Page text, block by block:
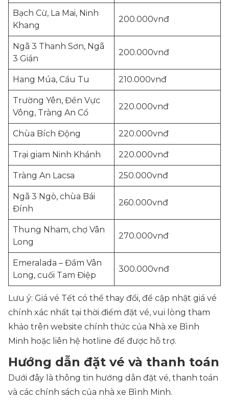
Bạch Cừ, La Mai, Ninh
Khang
200.000vnđ
Ngã 3 Thanh Sơn, Ngã
3 Gián
200.000vnđ
Hang Múa, Cầu Tu 210.000vnđ
Trường Yên, Đền Vực
Vông, Tràng An Cổ
220.000vnđ
Chùa Bích Động 220.000vnđ
Trại giam Ninh Khánh 220.000vnđ
Tràng An Lacsa 250.000vnđ
Ngã 3 Ngò, chùa Bái
Đính
260.000vnđ
Thung Nham, chợ Vân
Long
270.000vnđ
Emeralada – Đầm Vân
Long, cuối Tam Điệp
300.000vnđ
Lưu ý: Giá vé Tết có thể thay đổi, để cập nhật giá vé
chính xác nhất tại thời điểm đặt vé, vui lòng tham
khảo trên website chính thức của Nhà xe Bình
Minh hoặc liên hệ hotline để được hỗ trợ.
Hướng dẫn đặt vé và thanh toán
Dưới đây là thông tin hướng dẫn đặt vé, thanh toán
và các chính sách của nhà xe Bình Minh.